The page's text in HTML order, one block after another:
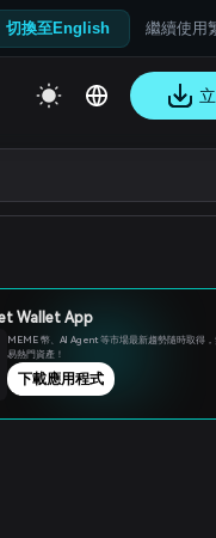
切換至English 繼續使用
Wallet App
MEME 幣、Al Agent 等市場最新趨勢隨時取得，
易熱門資產！
下載應用程式